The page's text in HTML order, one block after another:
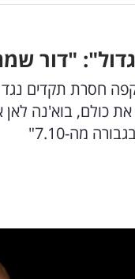
"דור
חסרת תקדים
בוא'נה לאן
מה-7.10"